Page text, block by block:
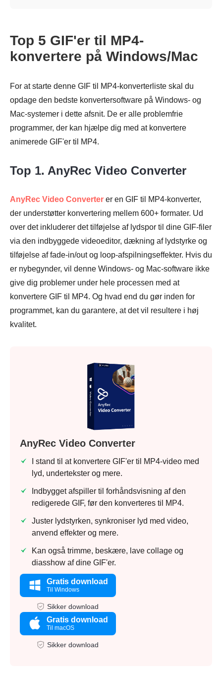
Top 5 GIF'er til MP4-
konvertere på Windows/Mac
For at starte denne GIF til MP4-konverterliste skal du
opdage den bedste konvertersoftware på Windows- og
Mac-systemer i dette afsnit. De er alle problemfrie
programmer, der kan hjælpe dig med at konvertere
animerede GIF'er til MP4.
Top 1. AnyRec Video Converter
AnyRec Video Converter er en GIF til MP4-konverter,
der understøtter konvertering mellem 600+ formater. Ud
over det inkluderer det tilføjelse af lydspor til dine GIF-filer
via den indbyggede videoeditor, dækning af lydstyrke og
tilføjelse af fade-in/out og loop-afspilningseffekter. Hvis du
er nybegynder, vil denne Windows- og Mac-software ikke
give dig problemer under hele processen med at
konvertere GIF til MP4. Og hvad end du gør inden for
programmet, kan du garantere, at det vil resultere i høj
kvalitet.
AnyRec Video Converter
I stand til at konvertere GIF'er til MP4-video med
lyd, undertekster og mere.
Indbygget afspiller til forhåndsvisning af den
redigerede GIF, før den konverteres til MP4.
Juster lydstyrken, synkroniser lyd med video,
anvend effekter og mere.
Kan også trimme, beskære, lave collage og
diasshow af dine GIF'er.
Gratis download
Til Windows
Sikker download
Gratis download
Til macOS
Sikker download